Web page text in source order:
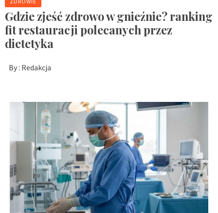
Gdzie zjeść zdrowo w gnieźnie? ranking
fit restauracji polecanych przez
dietetyka
By : Redakcja